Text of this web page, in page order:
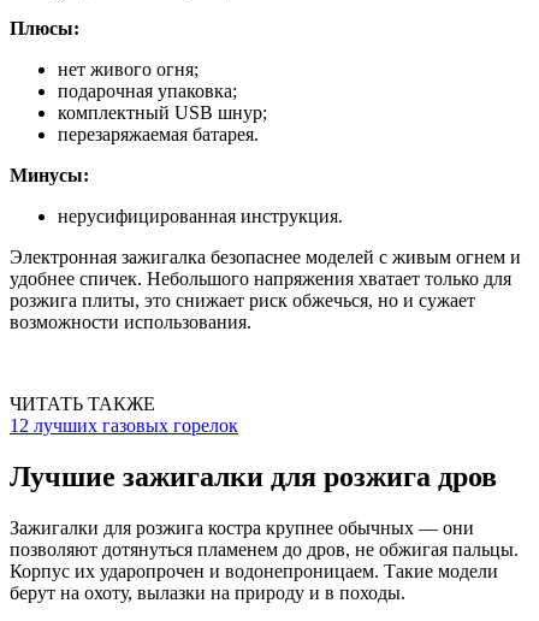
Плюсы:
нет живого огня;
подарочная упаковка;
комплектный USB шнур;
перезаряжаемая батарея.
Минусы:
нерусифицированная инструкция.
Электронная зажигалка безопаснее моделей с живым огнем и
удобнее спичек. Небольшого напряжения хватает только для
розжига плиты, это снижает риск обжечься, но и сужает
возможности использования.
ЧИТАТЬ ТАКЖЕ
12 лучших газовых горелок
Лучшие зажигалки для розжига дров
Зажигалки для розжига костра крупнее обычных — они
позволяют дотянуться пламенем до дров, не обжигая пальцы.
Корпус их ударопрочен и водонепроницаем. Такие модели
берут на охоту, вылазки на природу и в походы.